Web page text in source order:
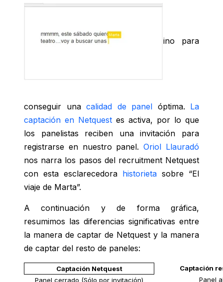
ino para
conseguir una calidad de panel óptima. La
captación en Netquest es activa, por lo que
los panelistas reciben una invitación para
registrarse en nuestro panel.Oriol Llauradó
nos narra los pasos del recruitment Netquest
con esta esclarecedora historieta sobre “El
viaje de Marta”.
A continuación y de forma gráfica,
resumimos las diferencias significativas entre
la manera de captar de Netquest y la manera
de captar del resto de paneles:
Captación Netquest
Captación
Panel cerrado (Sólo por invitación)
Panel